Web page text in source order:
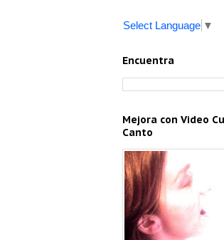
Select Language ▼
Encuentra
Mejora con Video
Canto